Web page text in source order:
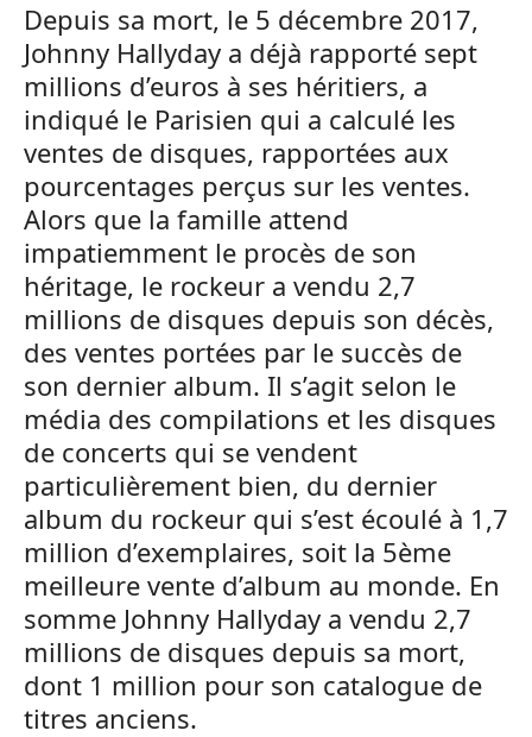
Depuis sa mort, le 5 décembre 2017,
Johnny Hallyday a déjà rapporté sept
millions d’euros à ses héritiers, a
indiqué le Parisien qui a calculé les
ventes de disques, rapportées aux
pourcentages perçus sur les ventes.
Alors que la famille attend
impatiemment le procès de son
héritage, le rockeur a vendu 2,7
millions de disques depuis son décès,
des ventes portées par le succès de
son dernier album. Il s’agit selon le
média des compilations et les disques
de concerts qui se vendent
particulièrement bien, du dernier
album du rockeur qui s’est écoulé à 1,7
million d’exemplaires, soit la 5ème
meilleure vente d’album au monde. En
somme Johnny Hallyday a vendu 2,7
millions de disques depuis sa mort,
dont 1 million pour son catalogue de
titres anciens.